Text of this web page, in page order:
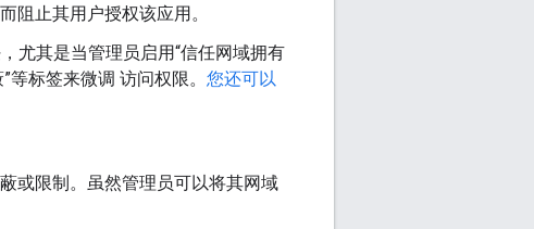
阻止其用户授权该应用。
尤其是当管理员启用“信任网域拥有
等标签来微调 访问权限。 您还可以
或限制。虽然管理员可以将其网域